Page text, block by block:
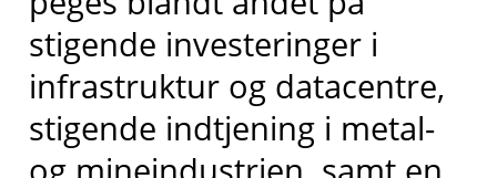
stigende investeringer i
infrastruktur og datacentre,
stigende indtjening i metal-